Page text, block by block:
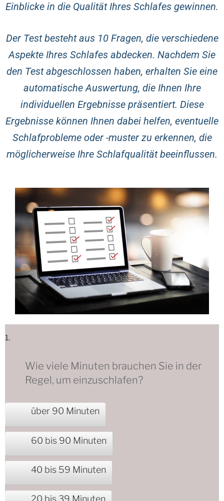
Einblicke in die Qualität Ihres Schlafes gewinnen.
Der Test besteht aus 10 Fragen, die verschiedene
Aspekte Ihres Schlafes abdecken. Nachdem Sie
den Test abgeschlossen haben, erhalten Sie eine
automatische Auswertung, die Ihnen Ihre
individuellen Ergebnisse präsentiert. Diese
Ergebnisse können Ihnen dabei helfen, eventuelle
Schlafprobleme oder -muster zu erkennen, die
möglicherweise Ihre Schlafqualität beeinflussen.
1.
Wie viele Minuten brauchen Sie in der
Regel, um einzuschlafen?
über 90 Minuten
60 bis 90 Minuten
40 bis 59 Minuten